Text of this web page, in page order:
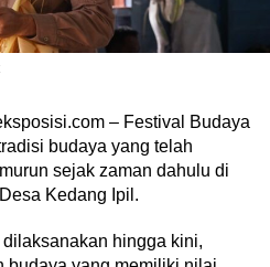
– Festival Budaya
budaya yang telah
sejak zaman dahulu di
Kedang Ipil.
hingga kini,